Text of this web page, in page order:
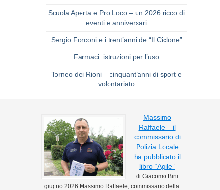
Scuola Aperta e Pro Loco – un 2026 ricco di
eventi e anniversari
Sergio Forconi e i trent’anni de “Il Ciclone”
Farmaci: istruzioni per l’uso
Torneo dei Rioni – cinquant’anni di sport e
volontariato
Massimo
Raffaele – il
commissario di
Polizia Locale
ha pubblicato il
libro “Agile”
di Giacomo Bini
giugno 2026 Massimo Raffaele, commissario della